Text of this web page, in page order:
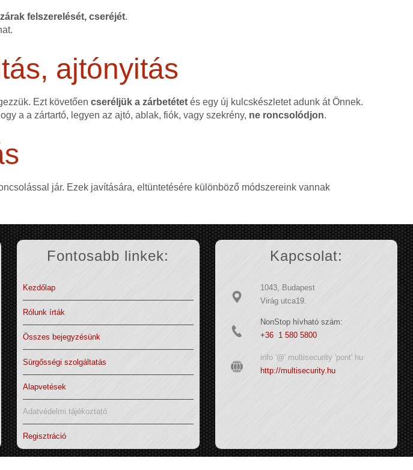
felszerelését, cseréjét.
ajtónyitás
Ezt követőencseréljük a zárbetétet és egy új kulcskészletet adunk át Önnek.
a a zártartó, legyen az ajtó, ablak, fiók, vagy szekrény, ne roncsolódjon.
jár. Ezek javítására, eltüntetésére különböző módszereink vannak
Fontosabb linkek:
Kezdőlap
Rólunk írták
Összes bejegyzésünk
Sürgősségi szolgáltatás
Alapvetések
Adatvédelmi tájékoztató
Regisztráció
Kapcsolat:
1043, Budapest
Virág utca19.
NonStop hívható szám:
+36 1 580 5800
info '@' multisecurity 'pont' hu
http://multisecurity.hu